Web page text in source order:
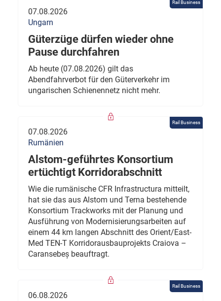
Rail Business
07.08.2026
Ungarn
Güterzüge dürfen wieder ohne
Pause durchfahren
Ab heute (07.08.2026) gilt das
Abendfahrverbot für den Güterverkehr im
ungarischen Schienennetz nicht mehr.
Rail Business
07.08.2026
Rumänien
Alstom-geführtes Konsortium
ertüchtigt Korridorabschnitt
Wie die rumänische CFR Infrastructura mitteilt,
hat sie das aus Alstom und Terna bestehende
Konsortium Trackworks mit der Planung und
Ausführung von Modernisierungsarbeiten auf
einem 44 km langen Abschnitt des Orient/East-
Med TEN-T Korridorausbauprojekts Craiova –
Caransebeș beauftragt.
Rail Business
06.08.2026